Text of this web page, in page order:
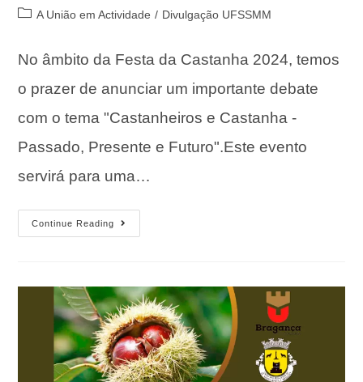
A União em Actividade / Divulgação UFSSMM
No âmbito da Festa da Castanha 2024, temos
o prazer de anunciar um importante debate
com o tema "Castanheiros e Castanha -
Passado, Presente e Futuro".Este evento
servirá para uma…
Continue Reading